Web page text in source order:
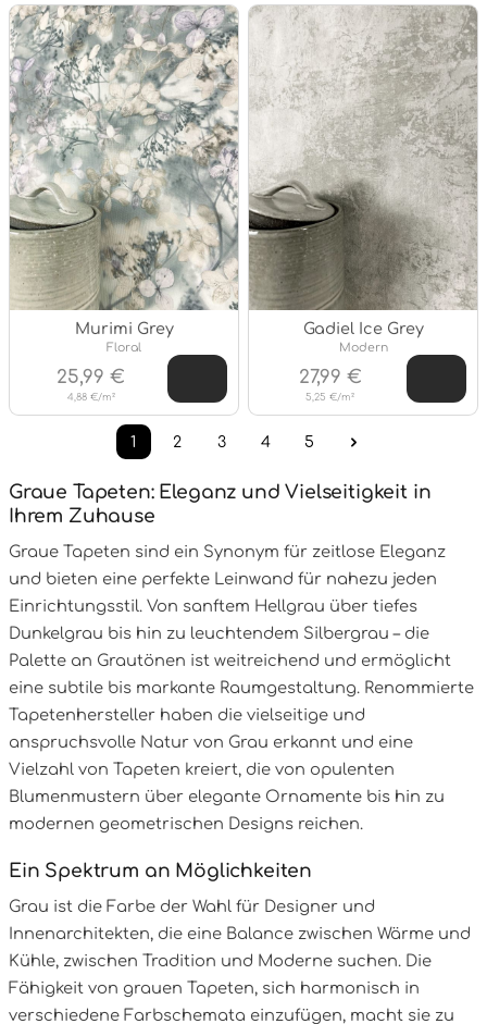
Murimi Grey
Stil:
Floral
4,88 €/m²
25,99 €
Gadiel Ice Grey
Stil:
Modern
5,25 €/m²
27,99 €
1 2 3 4 5
Graue Tapeten: Eleganz und Vielseitigkeit in
Ihrem Zuhause
Graue Tapeten sind ein Synonym für zeitlose Eleganz
und bieten eine perfekte Leinwand für nahezu jeden
Einrichtungsstil. Von sanftem Hellgrau über tiefes
Dunkelgrau bis hin zu leuchtendem Silbergrau – die
Palette an Grautönen ist weitreichend und ermöglicht
eine subtile bis markante Raumgestaltung. Renommierte
Tapetenhersteller haben die vielseitige und
anspruchsvolle Natur von Grau erkannt und eine
Vielzahl von Tapeten kreiert, die von opulenten
Blumenmustern über elegante Ornamente bis hin zu
modernen geometrischen Designs reichen.
Ein Spektrum an Möglichkeiten
Grau ist die Farbe der Wahl für Designer und
Innenarchitekten, die eine Balance zwischen Wärme und
Kühle, zwischen Tradition und Moderne suchen. Die
Fähigkeit von grauen Tapeten, sich harmonisch in
verschiedene Farbschemata einzufügen, macht sie zu